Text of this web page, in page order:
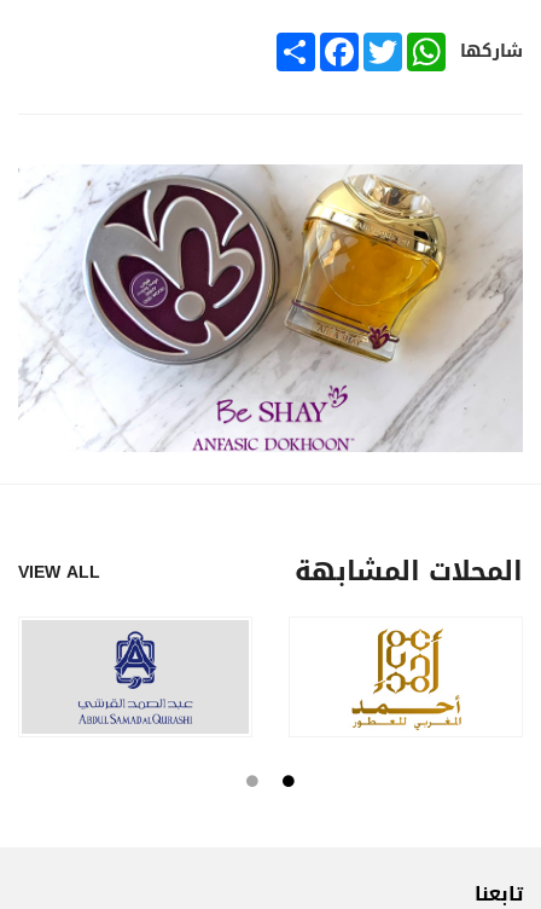
شاركها SHARE
FACEBOOKTWITTER
WHATSAPP
المحلات المشابهة VIEW ALL
تابعنا